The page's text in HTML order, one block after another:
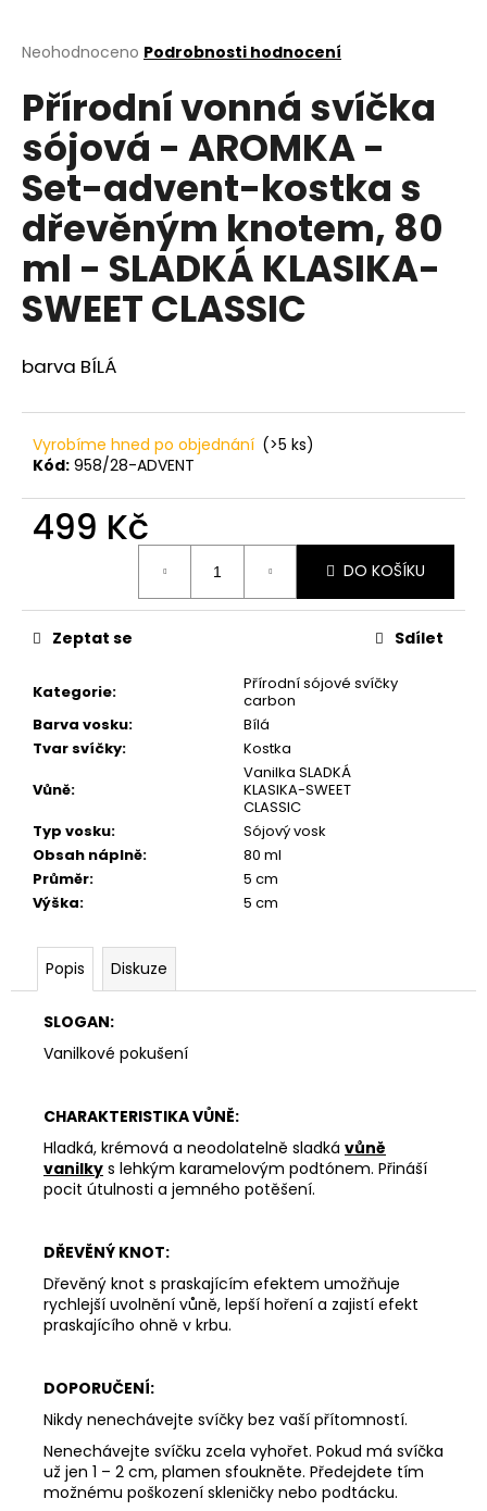
Průměrné
produktu
je
z
5
hvězdiček.
Neohodnoceno Podrobnosti hodnocení
Přírodní vonná svíčka
sójová - AROMKA -
Set-advent-kostka s
dřevěným knotem, 80
ml - SLADKÁ KLASIKA-
SWEET CLASSIC
barva BÍLÁ
Vyrobíme hned po objednání (>5 ks)
Kód: 958/28-ADVENT
499 Kč
DO KOŠÍKU
Kategorie:
Přírodní sójové svíčky
carbon
Barva vosku:
Bílá
Tvar svíčky:
Kostka
Vůně:
Vanilka SLADKÁ
KLASIKA-SWEET
CLASSIC
Typ vosku:
Sójový vosk
Obsah náplně:
80 ml
Průměr:
5 cm
Výška: 5 cm
Zeptat se Sdílet
Popis Diskuze
SLOGAN:
Vanilkové pokušení
CHARAKTERISTIKA VŮNĚ:
Hladká, krémová a neodolatelně sladká vůně
vanilky s lehkým karamelovým podtónem. Přináší
pocit útulnosti a jemného potěšení.
DŘEVĚNÝ KNOT:
Dřevěný knot s praskajícím efektem umožňuje
rychlejší uvolnění vůně, lepší hoření a zajistí efekt
praskajícího ohně v krbu.
DOPORUČENÍ:
Nikdy nenechávejte svíčky bez vaší přítomností.
Nenechávejte svíčku zcela vyhořet. Pokud má svíčka
už jen 1 – 2 cm, plamen sfoukněte. Předejdete tím
možnému poškození skleničky nebo podtácku.
j
t
?
HLEDAT
o
o
u
č
e
VONNÁ
SÓJOVÁ
RECYKLOVANÉ
SKLO,
250
ML
KVĚT
LÍPY
257